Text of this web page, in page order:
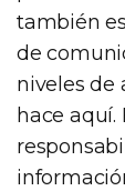
también
de
niveles de
hace